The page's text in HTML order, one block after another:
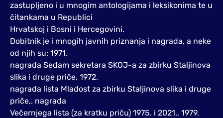
zastupljeno i u mnogim antologijama i leksikonima te u
čitankama u Republici
Hrvatskoj i Bosni i Hercegovini.
Dobitnik je i mnogih javnih priznanja i nagrada, a neke
od njih su: 1971.
nagrada Sedam sekretara SKOJ-a za zbirku Staljinova
slika i druge priče, 1972.
nagrada lista Mladost za zbirku Staljinova slika i druge
priče,. nagrada
Večernjega lista (za kratku priču) 1975. i 2021., 1979.